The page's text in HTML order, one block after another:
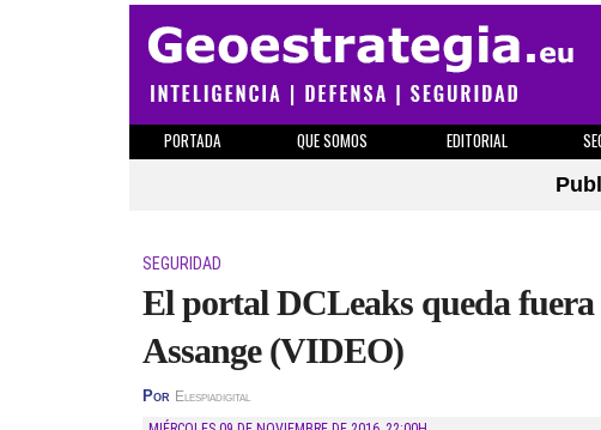
PORTADA QUE SOMOS EDITORIAL
SEGURIDAD
El portal DCLeaks queda
Assange (VIDEO)
Por Elespiadigital